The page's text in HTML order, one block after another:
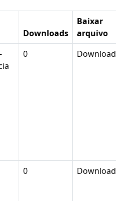
Downloads
Baixar
arquivo
0 Download
0 Download